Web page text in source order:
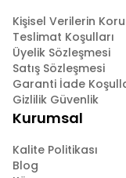
Kişisel Verilerin
Teslimat Koşulları
Üyelik Sözleşmesi
Satış Sözleşmesi
Garanti İade
Gizlilik Güvenlik
Kurumsal
Kalite Politikası
Blog